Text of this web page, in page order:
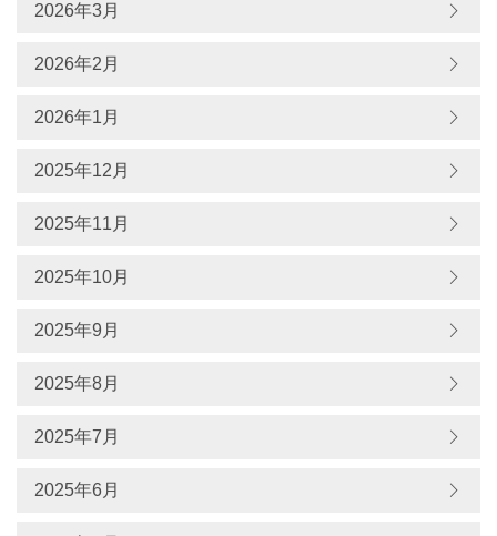
2026年3月
2026年2月
2026年1月
2025年12月
2025年11月
2025年10月
2025年9月
2025年8月
2025年7月
2025年6月